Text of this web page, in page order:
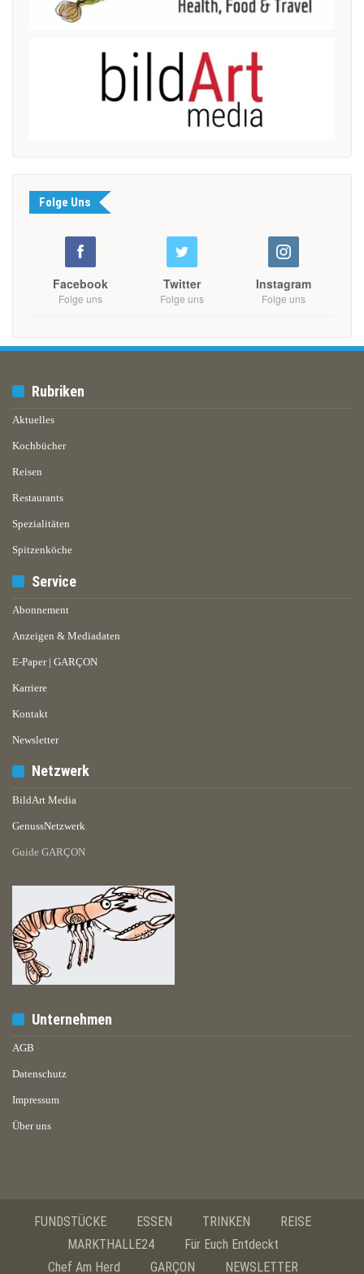
Folge Uns
Facebook
Folge uns
Twitter
Folge uns
Instagram
Folge uns
Rubriken
Aktuelles
Kochbücher
Reisen
Restaurants
Spezialitäten
Spitzenköche
Service
Abonnement
Anzeigen & Mediadaten
E-Paper | GARÇON
Karriere
Kontakt
Newsletter
Netzwerk
BildArt Media
GenussNetzwerk
Guide GARÇON
Unternehmen
AGB
Datenschutz
Impressum
Über uns
FUNDSTÜCKE ESSEN TRINKEN
REISE
MARKTHALLE24
Für Euch Entdeckt
Chef Am Herd
GARÇON NEWSLETTER